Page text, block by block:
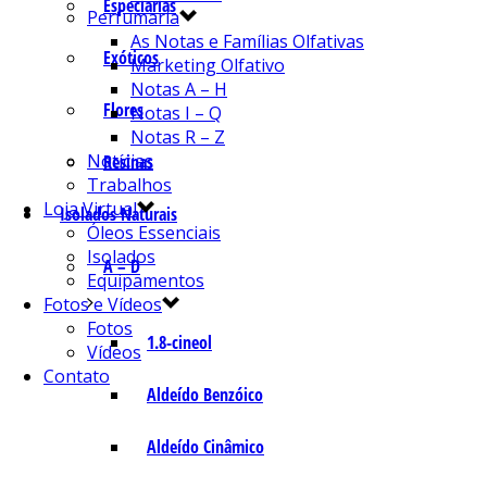
Especiarias
Exóticos
Flores
Resinas
Isolados Naturais
A – D
1.8-cineol
Aldeído Benzóico
Aldeído Cinâmico
Perfumaria
As Notas e Famílias Olfativas
Marketing Olfativo
Notas A – H
Notas I – Q
Notas R – Z
Notícias
Trabalhos
Loja Virtual
Óleos Essenciais
Isolados
Equipamentos
Fotos e Vídeos
Fotos
Vídeos
Contato